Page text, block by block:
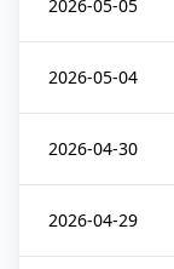
2026-05-05
2026-05-04
2026-04-30
2026-04-29